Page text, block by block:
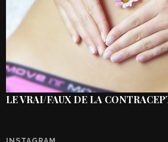
LE VRAI/FAUX DE LA